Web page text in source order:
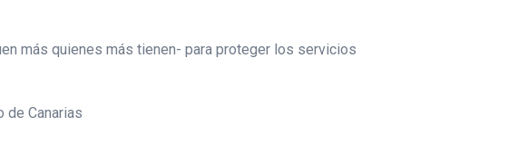
más quienes más tienen- para proteger los servicios
de Canarias